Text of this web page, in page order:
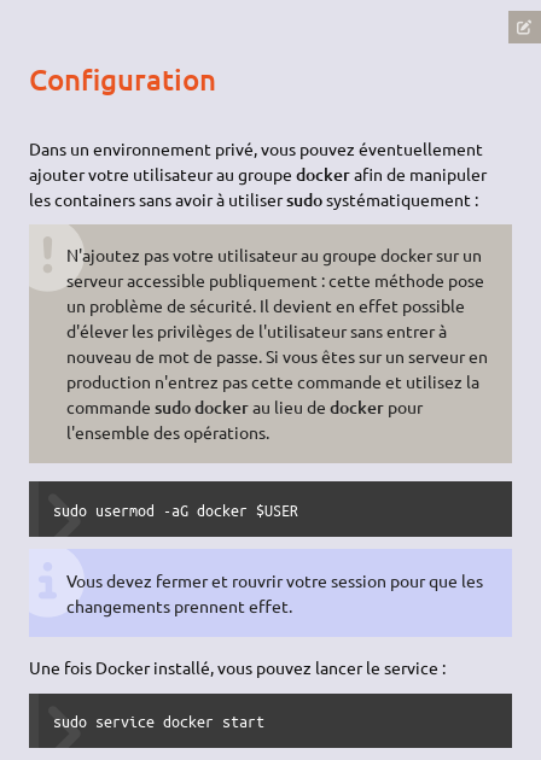
Configuration
Dans un environnement privé, vous pouvez éventuellement
ajouter votre utilisateur au groupedockerafin de manipuler
les containers sans avoir à utilisersudosystématiquement :
N'ajoutez pas votre utilisateur au groupe docker sur un
serveur accessible publiquement : cette méthode pose
un problème de sécurité. Il devient en effet possible
d'élever les privilèges de l'utilisateur sans entrer à
nouveau de mot de passe. Si vous êtes sur un serveur en
production n'entrez pas cette commande et utilisez la
commande sudo dockerau lieu de dockerpour
l'ensemble des opérations.
sudo usermod -aG docker $USER
Vous devez fermer et rouvrir votre session pour que les
changements prennent effet.
Une fois Docker installé, vous pouvez lancer le service :
sudo service docker start